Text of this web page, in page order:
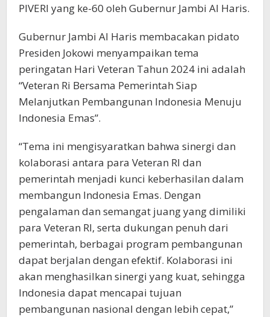
PIVERI yang ke-60 oleh Gubernur Jambi Al Haris.
Gubernur Jambi Al Haris membacakan pidato
Presiden Jokowi menyampaikan tema
peringatan Hari Veteran Tahun 2024 ini adalah
“Veteran Ri Bersama Pemerintah Siap
Melanjutkan Pembangunan Indonesia Menuju
Indonesia Emas”.
“Tema ini mengisyaratkan bahwa sinergi dan
kolaborasi antara para Veteran RI dan
pemerintah menjadi kunci keberhasilan dalam
membangun Indonesia Emas. Dengan
pengalaman dan semangat juang yang dimiliki
para Veteran RI, serta dukungan penuh dari
pemerintah, berbagai program pembangunan
dapat berjalan dengan efektif. Kolaborasi ini
akan menghasilkan sinergi yang kuat, sehingga
Indonesia dapat mencapai tujuan
pembangunan nasional dengan lebih cepat,”